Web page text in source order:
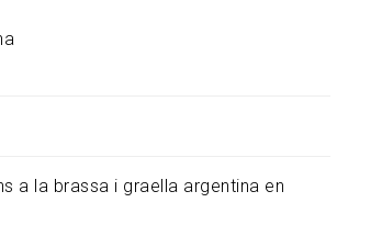
a la brassa i graella argentina en